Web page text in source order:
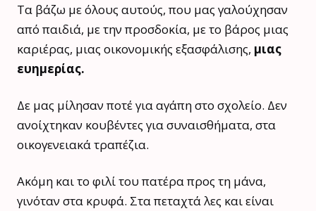
Τα βάζω με όλους αυτούς, που μας γαλούχησαν
από παιδιά, με την προσδοκία, με το βάρος μιας
καριέρας, μιας οικονομικής εξασφάλισης, μιας
ευημερίας.
Δε μας μίλησαν ποτέ για αγάπη στο σχολείο. Δεν
ανοίχτηκαν κουβέντες για συναισθήματα, στα
οικογενειακά τραπέζια.
Ακόμη και το φιλί του πατέρα προς τη μάνα,
γινόταν στα κρυφά. Στα πεταχτά λες και είναι